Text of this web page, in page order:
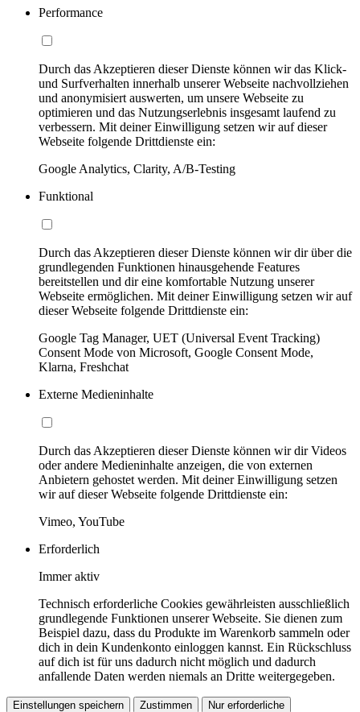
Performance
Durch das Akzeptieren dieser Dienste können wir das Klick-
und Surfverhalten innerhalb unserer Webseite nachvollziehen
und anonymisiert auswerten, um unsere Webseite zu
optimieren und das Nutzungserlebnis insgesamt laufend zu
verbessern. Mit deiner Einwilligung setzen wir auf dieser
Webseite folgende Drittdienste ein:
Google Analytics, Clarity, A/B-Testing
Funktional
Durch das Akzeptieren dieser Dienste können wir dir über die
grundlegenden Funktionen hinausgehende Features
bereitstellen und dir eine komfortable Nutzung unserer
Webseite ermöglichen. Mit deiner Einwilligung setzen wir auf
dieser Webseite folgende Drittdienste ein:
Google Tag Manager, UET (Universal Event Tracking)
Consent Mode von Microsoft, Google Consent Mode,
Klarna, Freshchat
Externe Medieninhalte
Durch das Akzeptieren dieser Dienste können wir dir Videos
oder andere Medieninhalte anzeigen, die von externen
Anbietern gehostet werden. Mit deiner Einwilligung setzen
wir auf dieser Webseite folgende Drittdienste ein:
Vimeo, YouTube
Erforderlich
Immer aktiv
Technisch erforderliche Cookies gewährleisten ausschließlich
grundlegende Funktionen unserer Webseite. Sie dienen zum
Beispiel dazu, dass du Produkte im Warenkorb sammeln oder
dich in dein Kundenkonto einloggen kannst. Ein Rückschluss
auf dich ist für uns dadurch nicht möglich und dadurch
anfallende Daten werden niemals an Dritte weitergegeben.
Einstellungen speichern Zustimmen Nur erforderliche